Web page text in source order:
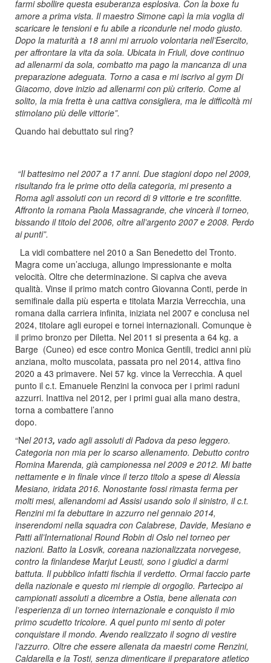
farmi sbollire questa esuberanza esplosiva. Con la boxe fu
amore a prima vista. Il maestro Simone capì la mia voglia di
scaricare le tensioni e fu abile a ricondurle nel modo giusto.
Dopo la maturità a 18 anni mi arruolo volontaria nell’Esercito,
per affrontare la vita da sola. Ubicata in Friuli, dove continuo
ad allenarmi da sola, combatto ma pago la mancanza di una
preparazione adeguata. Torno a casa e mi iscrivo al gym Di
Giacomo, dove inizio ad allenarmi con più criterio. Come al
solito, la mia fretta è una cattiva consigliera, ma le difficoltà mi
stimolano più delle vittorie”.
Quando hai debuttato sul ring?
“Il battesimo nel 2007 a 17 anni. Due stagioni dopo nel 2009,
risultando fra le prime otto della categoria, mi presento a
Roma agli assoluti con un record di 9 vittorie e tre sconfitte.
Affronto la romana Paola Massagrande, che vincerà il torneo,
bissando il titolo del 2006, oltre all’argento 2007 e 2008. Perdo
ai punti”.
La vidi combattere nel 2010 a San Benedetto del Tronto.
Magra come un’acciuga, allungo impressionante e molta
velocità. Oltre che determinazione. Si capiva che aveva
qualità. Vinse il primo match contro Giovanna Conti, perde in
semifinale dalla più esperta e titolata Marzia Verrecchia, una
romana dalla carriera infinita, iniziata nel 2007 e conclusa nel
2024, titolare agli europei e tornei internazionali. Comunque è
il primo bronzo per Diletta. Nel 2011 si presenta a 64 kg. a
Barge (Cuneo) ed esce contro Monica Gentili, tredici anni più
anziana, molto muscolata, passata pro nel 2014, attiva fino
2020 a 43 primavere. Nei 57 kg. vince la Verrecchia. A quel
punto il c.t. Emanuele Renzini la convoca per i primi raduni
azzurri. Inattiva nel 2012, per i primi guai alla mano destra,
torna a combattere l’anno
“Nel 2013, vado agli assoluti di Padova da peso leggero.
Categoria non mia per lo scarso allenamento. Debutto contro
Romina Marenda, già campionessa nel 2009 e 2012. Mi batte
nettamente e in finale vince il terzo titolo a spese di Alessia
Mesiano, iridata 2016. Nonostante fossi rimasta ferma per
molti mesi, allenandomi ad Assisi usando solo il sinistro, il c.t.
Renzini mi fa debuttare in azzurro nel gennaio 2014,
inserendomi nella squadra con Calabrese, Davide, Mesiano e
Patti all’International Round Robin di Oslo nel torneo per
nazioni. Batto la Losvik, coreana nazionalizzata norvegese,
contro la finlandese Marjut Leusti, sono i giudici a darmi
battuta. Il pubblico infatti fischia il verdetto. Ormai faccio parte
della nazionale e questo mi riempie di orgoglio. Partecipo ai
campionati assoluti a dicembre a Ostia, bene allenata con
l’esperienza di un torneo internazionale e conquisto il mio
primo scudetto tricolore. A quel punto mi sento di poter
conquistare il mondo. Avendo realizzato il sogno di vestire
l’azzurro. Oltre che essere allenata da maestri come Renzini,
Caldarella e la Tosti, senza dimenticare il preparatore atletico